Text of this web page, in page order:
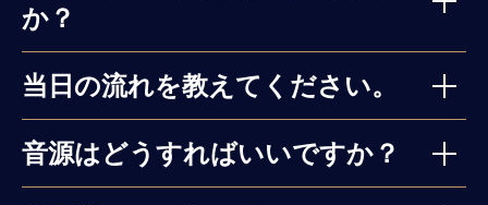
か？
当日の流れを教えてください。
音源はどうすればいいですか？